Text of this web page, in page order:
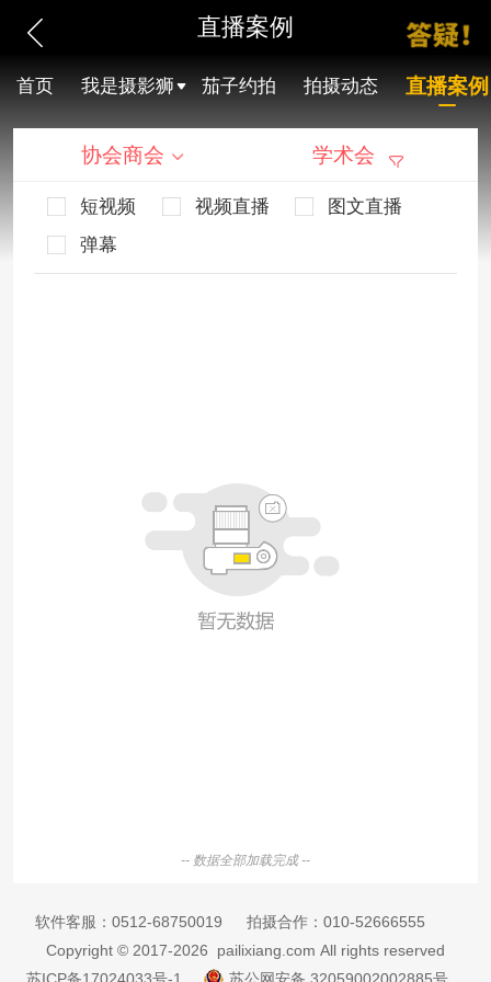
直播案例
首页 我是摄影狮 茄子约拍 拍摄动态 直播案例
协会商会 学术会
短视频 视频直播
图文直播
弹幕
-- 数据全部加载完成 --
软件客服： 0512-68750019 拍摄合作： 010-52666555
Copyright © 2017-2026 pailixiang.com All rights reserved
苏ICP备17024033号-1
苏公网安备 32059002002885号